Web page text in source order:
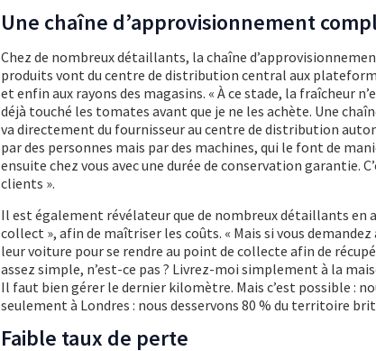
Une chaîne d’approvisionnement
Chez de nombreux détaillants, la chaîne
produits vont du centre de distribution central aux
et enfin aux rayons des magasins. « À ce stade, la fraîcheur
déjà touché les tomates avant que je ne les achète. Une
va directement du fournisseur au centre de distribution
par des personnes mais par des machines, qui le font de
ensuite chez vous avec une durée de conservation garantie.
clients ».
Il est également révélateur que de nombreux détaillants
collect », afin de maîtriser les coûts. « Mais si vous
leur voiture pour se rendre au point de collecte afin de
assez simple, n’est-ce pas ? Livrez-moi simplement à la
Il faut bien gérer le dernier kilomètre. Mais c’est possible :
seulement à Londres : nous desservons 80 % du territoire
Faible taux de perte